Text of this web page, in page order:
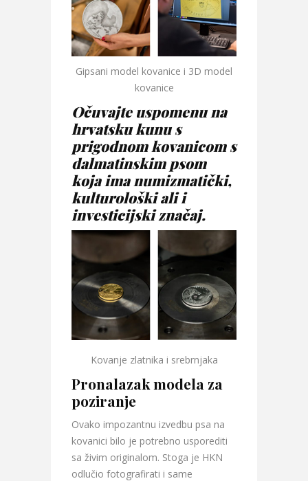
Gipsani model kovanice i 3D model
kovanice
Očuvajte uspomenu na
hrvatsku kunu s
prigodnom kovanicom s
dalmatinskim psom
koja ima numizmatički,
kulturološki ali i
investicijski značaj.
Kovanje zlatnika i srebrnjaka
Pronalazak modela za
poziranje
Ovako impozantnu izvedbu psa na
kovanici bilo je potrebno usporediti
sa živim originalom. Stoga je HKN
odlučio fotografirati i same